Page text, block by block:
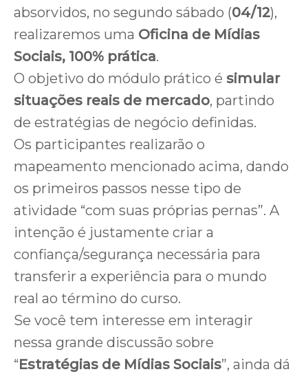
absorvidos, no segundo sábado (04/12),
realizaremos uma Oficina de Mídias
Sociais, 100% prática.
O objetivo do módulo prático é simular
situações reais de mercado, partindo
de estratégias de negócio definidas.
Os participantes realizarão o
mapeamento mencionado acima, dando
os primeiros passos nesse tipo de
atividade “com suas próprias pernas”. A
intenção é justamente criar a
confiança/segurança necessária para
transferir a experiência para o mundo
real ao término do curso.
Se você tem interesse em interagir
nessa grande discussão sobre
“Estratégias de Mídias Sociais”, ainda dá